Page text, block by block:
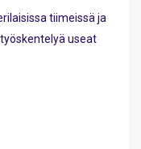
tiimeissä ja
useat